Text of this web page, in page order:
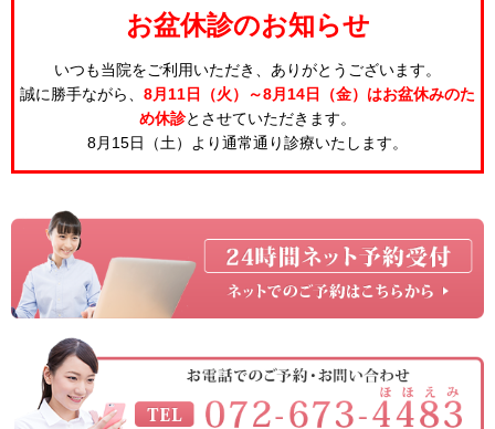
お盆休診のお知らせ
いつも当院をご利用いただき、ありがとうございます。
誠に勝手ながら、 8月11日（火）～8月14日（金）はお盆休みのた
め休診とさせていただきます。
8月15日（土）より通常通り診療いたします。